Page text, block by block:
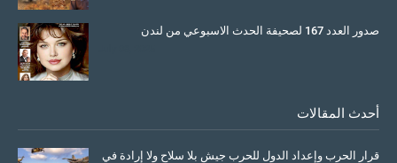
صدور العدد 167 لصحيفة الحدث الاسبوعي من لندن
أحدث المقالات
قرار الحرب وإعداد الدول للحرب جيش بلا سلاح ولا إرادة في